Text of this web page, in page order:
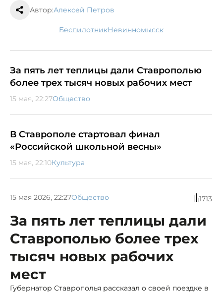
Автор:Алексей Петров
беспилотник Невинномысск
За пять лет теплицы дали Ставрополью
более трех тысяч новых рабочих мест
15 мая, 22:27Общество
В Ставрополе стартовал финал
«Российской школьной весны»
15 мая, 22:10Культура
15 мая 2026, 22:27Общество 1713
За пять лет теплицы дали
Ставрополью более трех
тысяч новых рабочих
мест
Губернатор Ставрополья рассказал о своей поездке в